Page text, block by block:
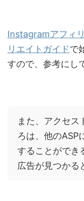
Instagramアフィ
リエイトガイドで
すので、参考にし
また、アクセス
ろは、他のASP
することができ
広告が見つかる